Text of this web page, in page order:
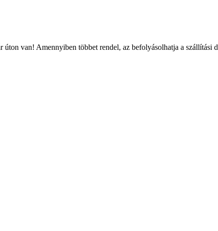
van! Amennyiben többet rendel, az befolyásolhatja a szállítási